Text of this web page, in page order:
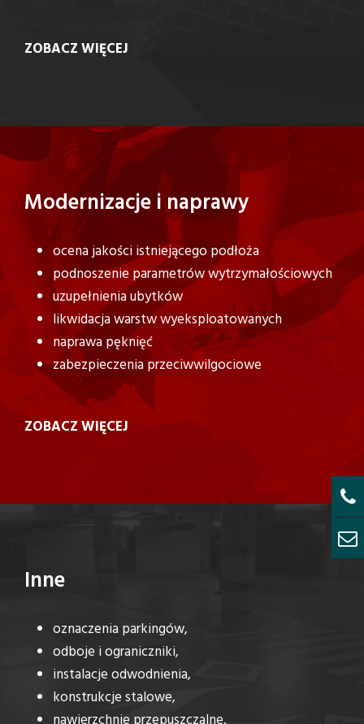
ZOBACZ WIĘCEJ
Modernizacje i naprawy
ocena jakości istniejącego podłoża
podnoszenie parametrów wytrzymałościowych
uzupełnienia ubytków
likwidacja warstw wyeksploatowanych
naprawa pęknięć
zabezpieczenia przeciwwilgociowe
ZOBACZ WIĘCEJ
Inne
oznaczenia parkingów,
odboje i ograniczniki,
instalacje odwodnienia,
konstrukcje stalowe,